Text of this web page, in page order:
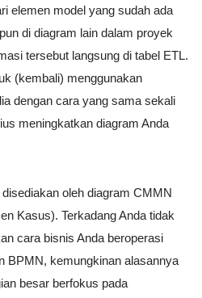
elemen model yang sudah ada
di diagram lain dalam proyek
tersebut langsung di tabel ETL.
(kembali) menggunakan
dengan cara yang sama sekali
meningkatkan diagram Anda
oleh diagram CMMN
Kasus). Terkadang Anda tidak
cara bisnis Anda beroperasi
BPMN, kemungkinan alasannya
besar berfokus pada